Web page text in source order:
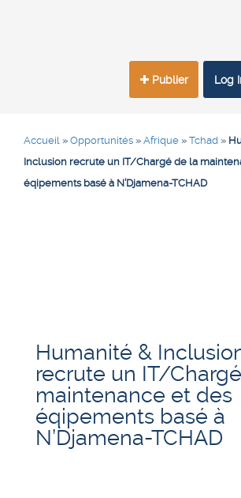
Publier Log
Accueil » Opportunités » Afrique » Tchad »
Inclusion recrute un IT/Chargé de la
éqipements basé à N’Djamena-TCHAD
Humanité &
recrute un IT/
maintenance et des
éqipements basé à
N’Djamena-TCHAD